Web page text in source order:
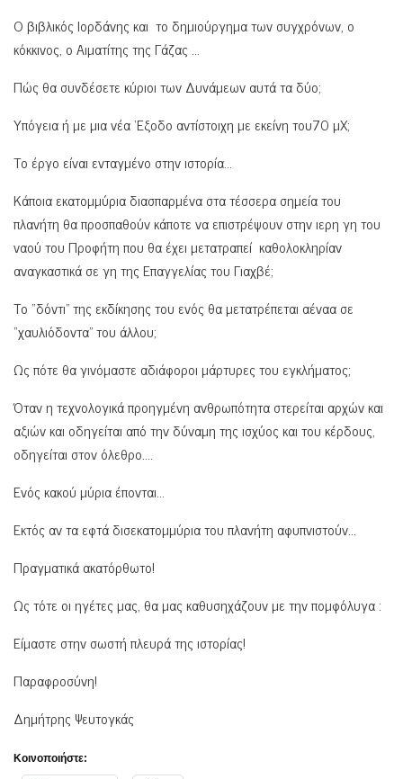
Ο βιβλικός Ιορδάνης και το δημιούργημα των συγχρόνων, ο
κόκκινος, ο Αιματίτης της Γάζας …
Πώς θα συνδέσετε κύριοι των Δυνάμεων αυτά τα δύο;
Υπόγεια ή με μια νέα ‘Εξοδο αντίστοιχη με εκείνη του70 μΧ;
Το έργο είναι ενταγμένο στην ιστορία…
Κάποια εκατομμύρια διασπαρμένα στα τέσσερα σημεία του
πλανήτη θα προσπαθούν κάποτε να επιστρέψουν στην ιερη γη του
ναού του Προφήτη που θα έχει μετατραπεί καθολοκληρίαν
αναγκαστικά σε γη της Επαγγελίας του Γιαχβέ;
Το “δόντι” της εκδίκησης του ενός θα μετατρέπεται αέναα σε
“χαυλιόδοντα” του άλλου;
Ως πότε θα γινόμαστε αδιάφοροι μάρτυρες του εγκλήματος;
Όταν η τεχνολογικά προηγμένη ανθρωπότητα στερείται αρχών και
αξιών και οδηγείται από την δύναμη της ισχύος και του κέρδους,
οδηγείται στον όλεθρο….
Ενός κακού μύρια έπονται…
Εκτός αν τα εφτά δισεκατομμύρια του πλανήτη αφυπνιστούν…
Πραγματικά ακατόρθωτο!
Ως τότε οι ηγέτες μας, θα μας καθυσηχάζουν με την πομφόλυγα :
Είμαστε στην σωστή πλευρά της ιστορίας!
Παραφροσύνη!
Δημήτρης Ψευτογκάς
Κοινοποιήστε: